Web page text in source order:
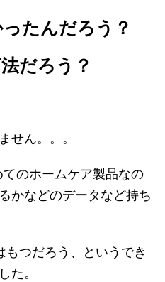
たんだろう？
だろう？
せん。。。
のホームケア製品なの
かなどのデータなど持ち
つだろう、というでき
た。